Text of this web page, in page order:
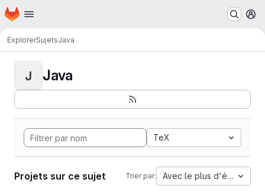
Passer au contenu principal
Page d'accueil
ExplorerSujetsJava
J Java
TeX
Projets sur ce sujet Trier par: Avec le plus d'étoiles